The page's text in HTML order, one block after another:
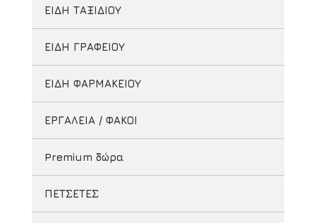
ΕΙΔΗ ΤΑΞΙΔΙΟΥ
ΕΙΔΗ ΓΡΑΦΕΙΟΥ
ΕΙΔΗ ΦΑΡΜΑΚΕΙΟΥ
ΕΡΓΑΛΕΙΑ / ΦΑΚΟΙ
Premium δώρα
ΠΕΤΣΕΤΕΣ